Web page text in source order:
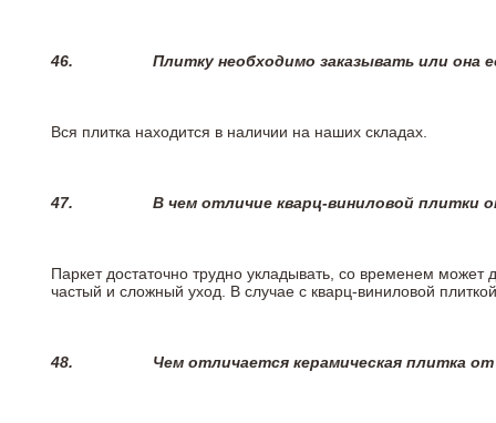
46. Плитку необходимо заказывать или она
Вся плитка находится в наличии на наших складах.
47. В чем отличие кварц-виниловой плитки
Паркет достаточно трудно укладывать, со временем
частый и сложный уход. В случае с кварц-виниловой
48. Чем отличается керамическая плитка